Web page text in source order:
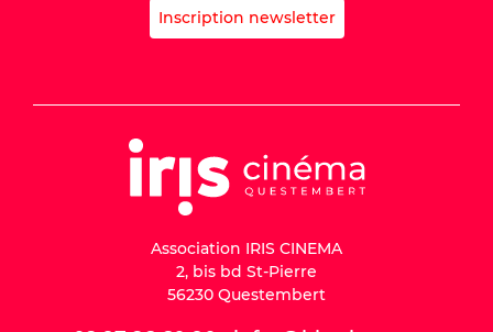
Inscription newsletter
Association IRIS CINEMA
2, bis bd St-Pierre
56230 Questembert